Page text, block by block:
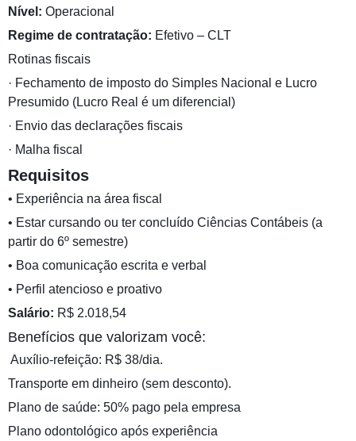
Nível: Operacional
Regime de contratação: Efetivo – CLT
Rotinas fiscais
· Fechamento de imposto do Simples Nacional e Lucro
Presumido (Lucro Real é um diferencial)
· Envio das declarações fiscais
· Malha fiscal
Requisitos
• Experiência na área fiscal
• Estar cursando ou ter concluído Ciências Contábeis (a
partir do 6º semestre)
• Boa comunicação escrita e verbal
• Perfil atencioso e proativo
Salário: R$ 2.018,54
Benefícios que valorizam você:
️ Auxílio-refeição: R$ 38/dia.
Transporte em dinheiro (sem desconto).
Plano de saúde: 50% pago pela empresa
Plano odontológico após experiência